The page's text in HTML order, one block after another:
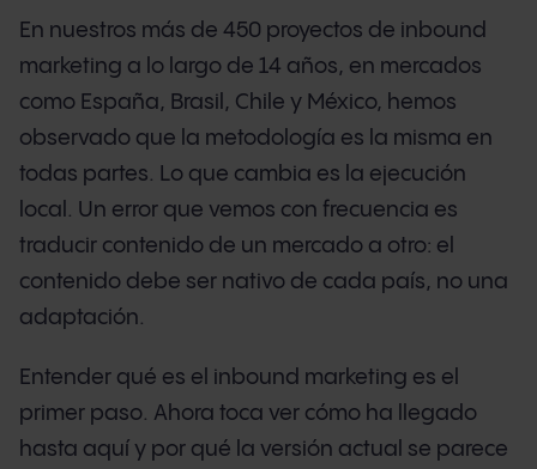
En nuestros más de 450 proyectos de inbound
marketing a lo largo de 14 años, en mercados
como España, Brasil, Chile y México, hemos
observado que la metodología es la misma en
todas partes. Lo que cambia es la ejecución
local. Un error que vemos con frecuencia es
traducir contenido de un mercado a otro: el
contenido debe ser nativo de cada país, no una
adaptación.
Entender qué es el inbound marketing es el
primer paso. Ahora toca ver cómo ha llegado
hasta aquí y por qué la versión actual se parece